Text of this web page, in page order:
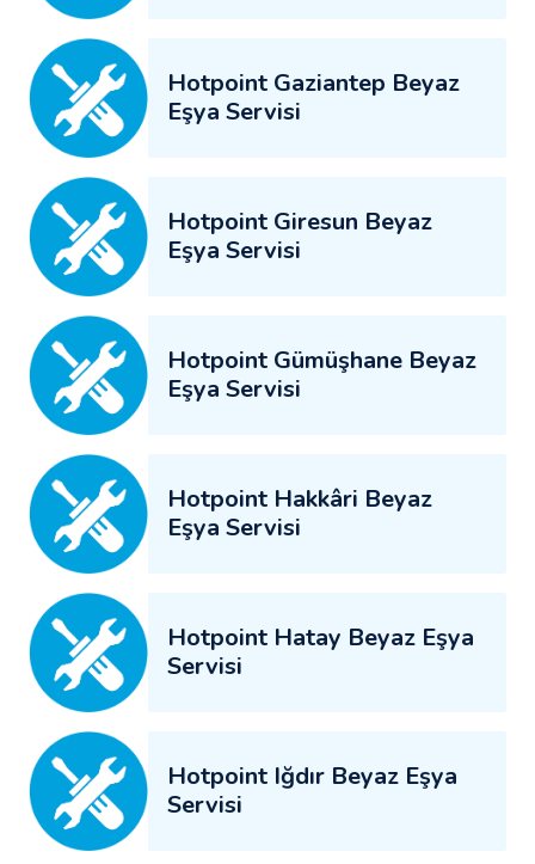
Hotpoint Gaziantep Beyaz
Eşya Servisi
Hotpoint Giresun Beyaz
Eşya Servisi
Hotpoint Gümüşhane Beyaz
Eşya Servisi
Hotpoint Hakkâri Beyaz
Eşya Servisi
Hotpoint Hatay Beyaz Eşya
Servisi
Hotpoint Iğdır Beyaz Eşya
Servisi